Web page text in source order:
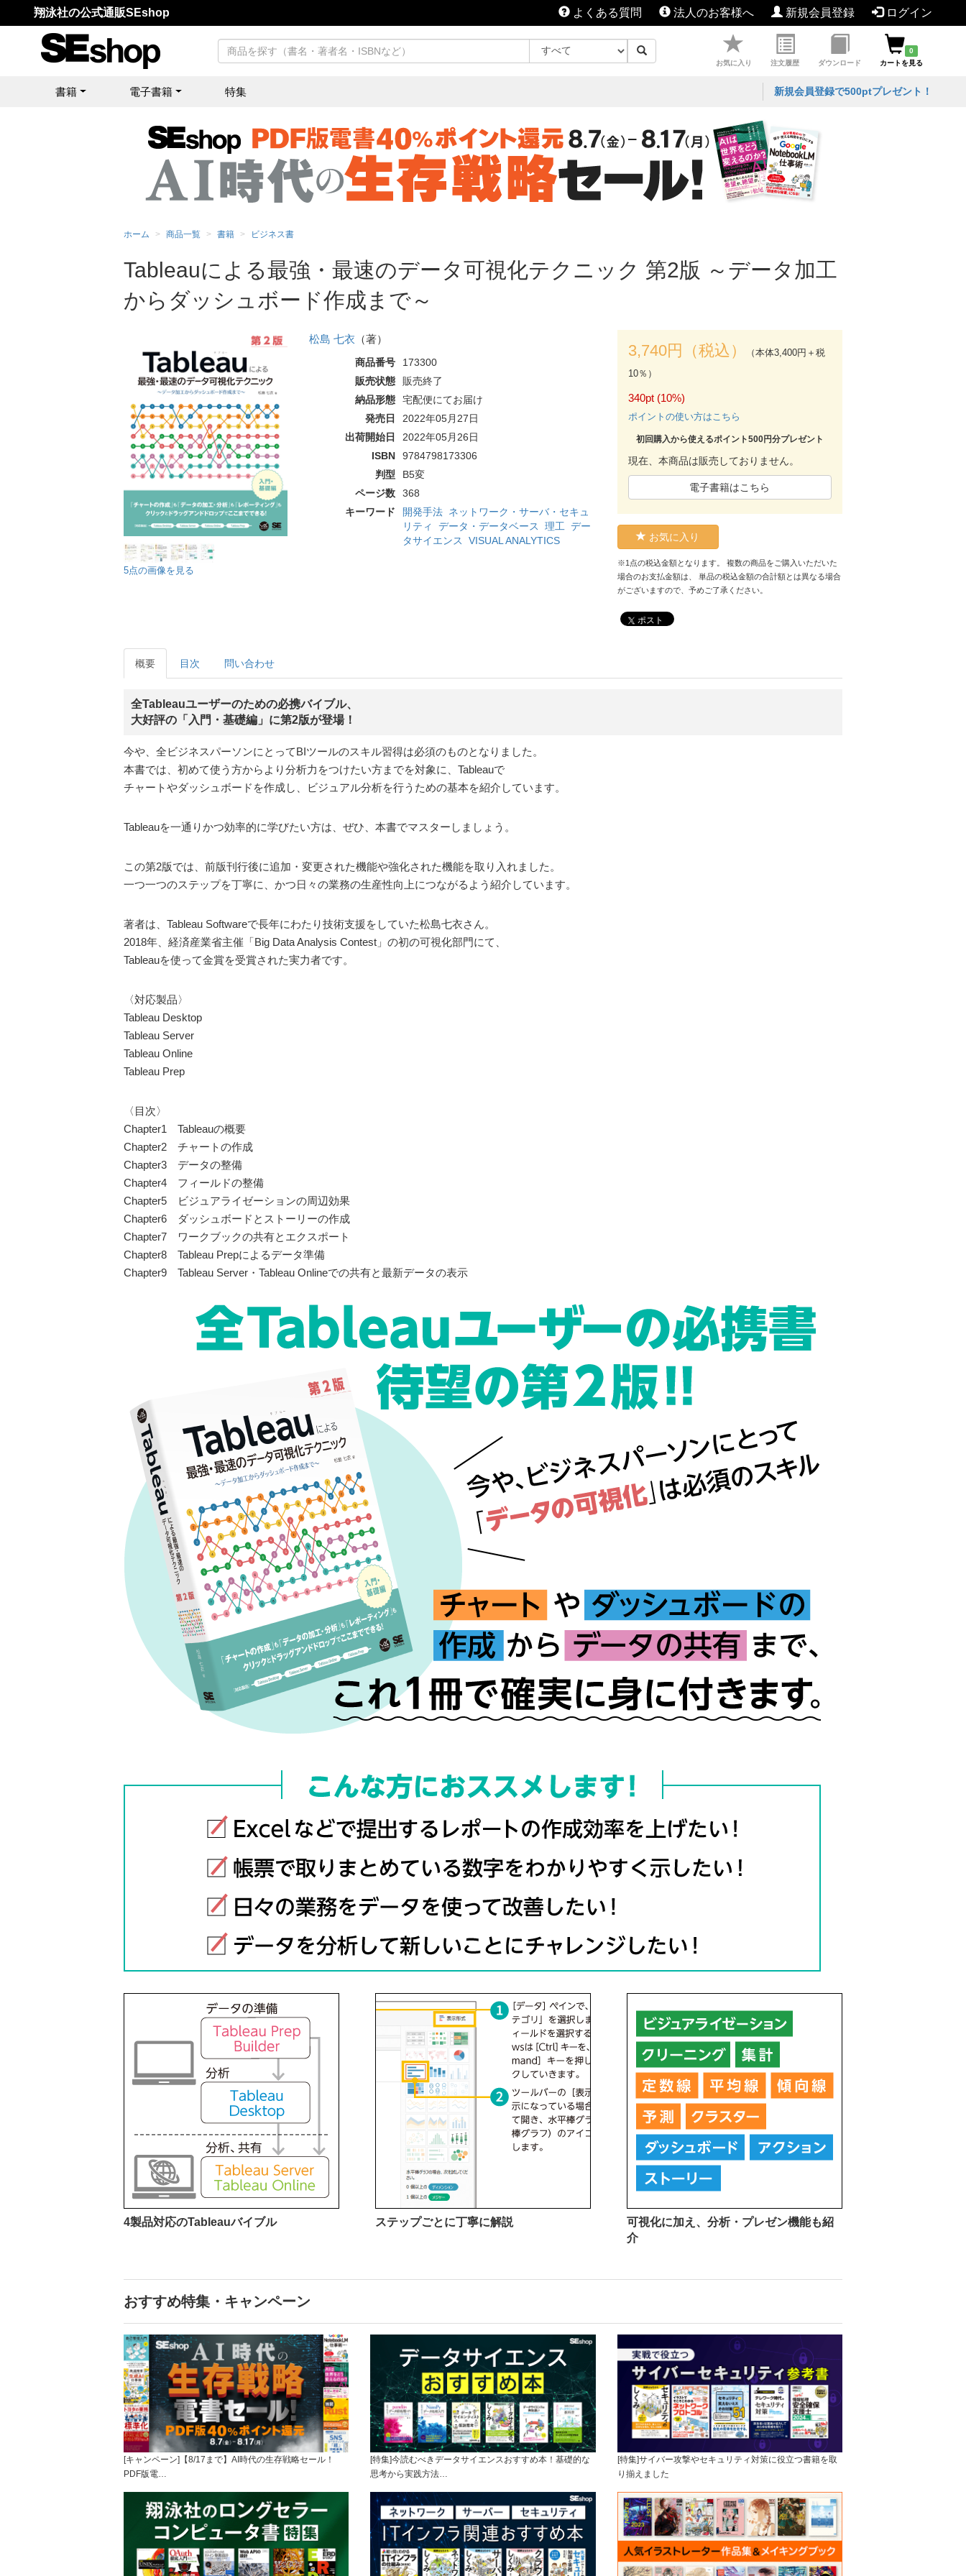
翔泳社の公式通販SEshop よくある質問 法人のお客様へ 新規会員登録 ログイン
お気に入り 注文履歴 ダウンロード
0
カートを見る
書籍 電子書籍 特集 新規会員登録で500ptプレゼント！
ホーム 商品一覧 書籍 ビジネス書
Tableauによる最強・最速のデータ可視化テクニック 第2版 ～データ加工
からダッシュボード作成まで～
5点の画像を見る
松島 七衣 （著）
商品番号
173300
販売状態
販売終了
納品形態
宅配便にてお届け
発売日
2022年05月27日
出荷開始日
2022年05月26日
ISBN
9784798173306
判型
B5変
ページ数
368
キーワード
開発手法 ネットワーク・サーバ・セキュ
リティ
データ・データベース 理工 デー
タサイエンス
VISUAL ANALYTICS
3,740円（税込）
（本体3,400円＋税
10％）
340pt (10%)
ポイントの使い方はこちら
初回購入から使えるポイント500円分プレゼント
現在、本商品は販売しておりません。
電子書籍はこちら
お気に入り
※1点の税込金額となります。 複数の商品をご購入いただいた
場合のお支払金額は、 単品の税込金額の合計額とは異なる場合
がございますので、予めご了承ください。
ポスト
概要 目次 問い合わせ
全Tableauユーザーのための必携バイブル、
大好評の「入門・基礎編」に第2版が登場！
今や、全ビジネスパーソンにとってBIツールのスキル習得は必須のものとなりました。
本書では、初めて使う方からより分析力をつけたい方までを対象に、Tableauで
チャートやダッシュボードを作成し、ビジュアル分析を行うための基本を紹介しています。
Tableauを一通りかつ効率的に学びたい方は、ぜひ、本書でマスターしましょう。
この第2版では、前版刊行後に追加・変更された機能や強化された機能を取り入れました。
一つ一つのステップを丁寧に、かつ日々の業務の生産性向上につながるよう紹介しています。
著者は、Tableau Softwareで長年にわたり技術支援をしていた松島七衣さん。
2018年、経済産業省主催「Big Data Analysis Contest」の初の可視化部門にて、
Tableauを使って金賞を受賞された実力者です。
〈対応製品〉
Tableau Desktop
Tableau Server
Tableau Online
Tableau Prep
〈目次〉
Chapter1 Tableauの概要
Chapter2 チャートの作成
Chapter3 データの整備
Chapter4 フィールドの整備
Chapter5 ビジュアライゼーションの周辺効果
Chapter6 ダッシュボードとストーリーの作成
Chapter7 ワークブックの共有とエクスポート
Chapter8 Tableau Prepによるデータ準備
Chapter9 Tableau Server・Tableau Onlineでの共有と最新データの表示
4製品対応のTableauバイブル ステップごとに丁寧に解説
可視化に加え、分析・プレゼン機能も紹
介
おすすめ特集・キャンペーン
[キャンペーン]【8/17まで】AI時代の生存戦略セール！
PDF版電…
[特集]今読むべきデータサイエンスおすすめ本！基礎的な
思考から実践方法…
[特集]サイバー攻撃やセキュリティ対策に役立つ書籍を取
り揃えました